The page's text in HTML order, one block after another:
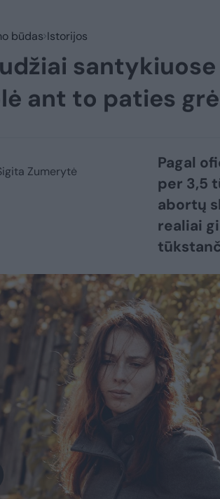
būdas Istorijos
ant to paties
Zumerytė
Pagal
per 3,5
abortų
realiai